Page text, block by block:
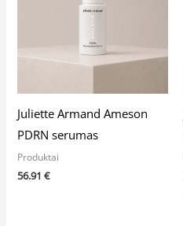
Juliette Armand Ameson
PDRN serumas
Produktai
56.91€